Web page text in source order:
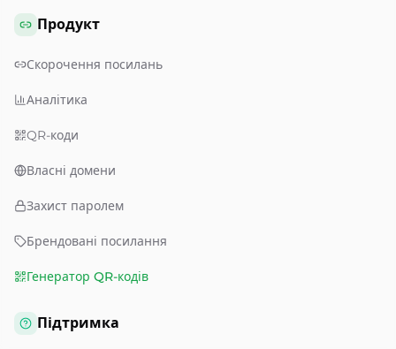
Продукт
Скорочення посилань
Аналітика
QR-коди
Власні домени
Захист паролем
Брендовані посилання
Генератор QR-кодів
Підтримка